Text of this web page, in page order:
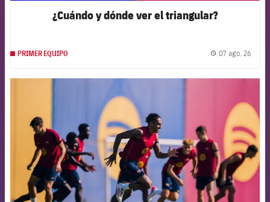
¿Cuándo y dónde ver el triangular?
PRIMER EQUIPO 07 ago. 26